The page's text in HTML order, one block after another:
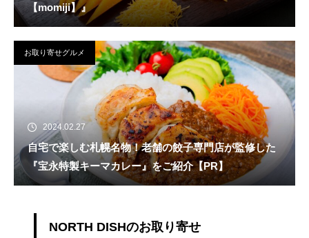
【momiji】』
お取り寄せグルメ
2024.02.27
自宅で楽しむ札幌名物！老舗の餃子専門店が監修した
『宝永特製キーマカレー』をご紹介【PR】
NORTH DISHのお取り寄せ